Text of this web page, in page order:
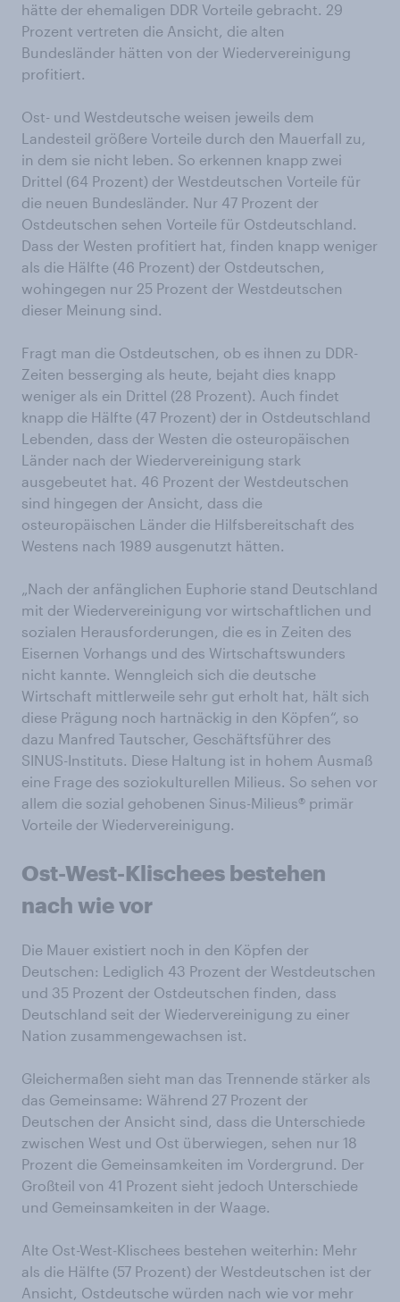
hätte der ehemaligen DDR Vorteile gebracht. 29
Prozent vertreten die Ansicht, die alten
Bundesländer hätten von der Wiedervereinigung
profitiert.
Ost- und Westdeutsche weisen jeweils dem
Landesteil größere Vorteile durch den Mauerfall zu,
in dem sie nicht leben. So erkennen knapp zwei
Drittel (64 Prozent) der Westdeutschen Vorteile für
die neuen Bundesländer. Nur 47 Prozent der
Ostdeutschen sehen Vorteile für Ostdeutschland.
Dass der Westen profitiert hat, finden knapp weniger
als die Hälfte (46 Prozent) der Ostdeutschen,
wohingegen nur 25 Prozent der Westdeutschen
dieser Meinung sind.
Fragt man die Ostdeutschen, ob es ihnen zu DDR-
Zeiten besserging als heute, bejaht dies knapp
weniger als ein Drittel (28 Prozent). Auch findet
knapp die Hälfte (47 Prozent) der in Ostdeutschland
Lebenden, dass der Westen die osteuropäischen
Länder nach der Wiedervereinigung stark
ausgebeutet hat. 46 Prozent der Westdeutschen
sind hingegen der Ansicht, dass die
osteuropäischen Länder die Hilfsbereitschaft des
Westens nach 1989 ausgenutzt hätten.
„Nach der anfänglichen Euphorie stand Deutschland
mit der Wiedervereinigung vor wirtschaftlichen und
sozialen Herausforderungen, die es in Zeiten des
Eisernen Vorhangs und des Wirtschaftswunders
nicht kannte. Wenngleich sich die deutsche
Wirtschaft mittlerweile sehr gut erholt hat, hält sich
diese Prägung noch hartnäckig in den Köpfen“, so
dazu Manfred Tautscher, Geschäftsführer des
SINUS-Instituts. Diese Haltung ist in hohem Ausmaß
eine Frage des soziokulturellen Milieus. So sehen vor
allem die sozial gehobenen Sinus-Milieus® primär
Vorteile der Wiedervereinigung.
Ost-West-Klischees bestehen
nach wie vor
Die Mauer existiert noch in den Köpfen der
Deutschen: Lediglich 43 Prozent der Westdeutschen
und 35 Prozent der Ostdeutschen finden, dass
Deutschland seit der Wiedervereinigung zu einer
Nation zusammengewachsen ist.
Gleichermaßen sieht man das Trennende stärker als
das Gemeinsame: Während 27 Prozent der
Deutschen der Ansicht sind, dass die Unterschiede
zwischen West und Ost überwiegen, sehen nur 18
Prozent die Gemeinsamkeiten im Vordergrund. Der
Großteil von 41 Prozent sieht jedoch Unterschiede
und Gemeinsamkeiten in der Waage.
Alte Ost-West-Klischees bestehen weiterhin: Mehr
als die Hälfte (57 Prozent) der Westdeutschen ist der
Ansicht, Ostdeutsche würden nach wie vor mehr